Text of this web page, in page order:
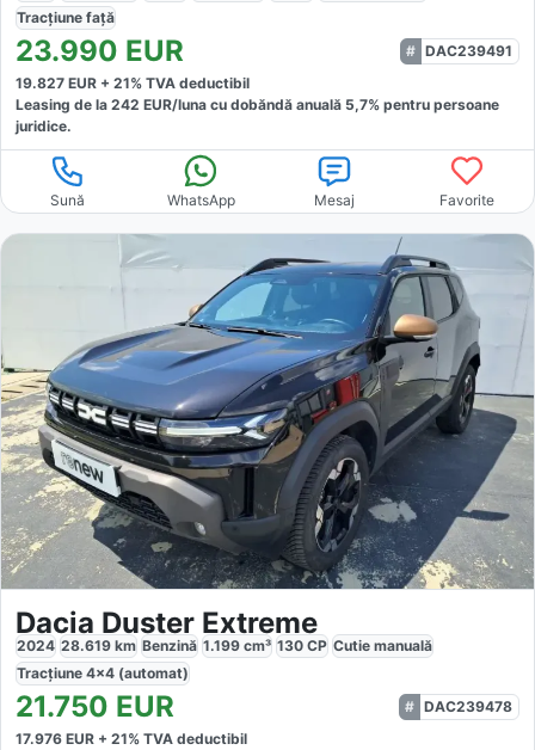
Tracțiune față
23.990 EUR
DAC239491
19.827 EUR + 21% TVA deductibil
Leasing de la 242 EUR/luna cu dobăndă anuală 5,7% pentru persoane
juridice.
Sună WhatsApp Mesaj Favorite
Dacia Duster Extreme
2024 28.619 km Benzină 1.199 cm³ 130 CP Cutie manuală
Tracțiune 4x4 (automat)
21.750 EUR
DAC239478
17.976 EUR + 21% TVA deductibil